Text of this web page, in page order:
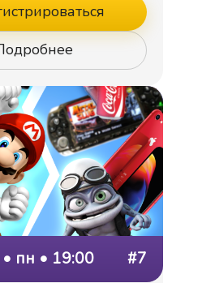
• пн • 19:00 #7